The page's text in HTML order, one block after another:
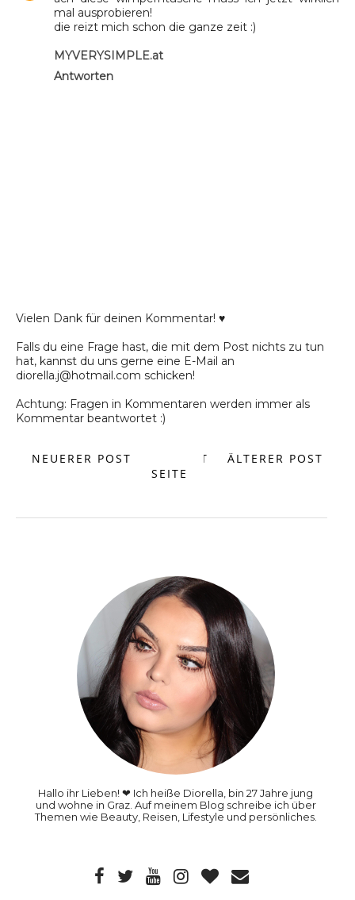
mal ausprobieren!
die reizt mich schon die ganze zeit :)
MYVERYSIMPLE.at
Antworten
Vielen Dank für deinen Kommentar! ♥
Falls du eine Frage hast, die mit dem Post nichts zu tun
hat, kannst du uns gerne eine E-Mail an
diorella.j@hotmail.com schicken!
Achtung: Fragen in Kommentaren werden immer als
Kommentar beantwortet :)
NEUERER POST ÄLTERER POST
START
SEITE
Hallo ihr Lieben! ❤ Ich heiße Diorella, bin 27 Jahre jung
und wohne in Graz. Auf meinem Blog schreibe ich über
Themen wie Beauty, Reisen, Lifestyle und persönliches.